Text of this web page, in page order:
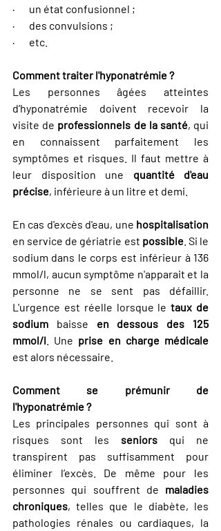
·       un état confusionnel ;
·       des convulsions ;
·       etc.
Comment traiter l'hyponatrémie ?
Les personnes âgées atteintes
d’hyponatrémie doivent recevoir la
visite de professionnels de la santé, qui
en connaissent parfaitement les
symptômes et risques. Il faut mettre à
leur disposition une quantité d'eau
précise, inférieure à un litre et demi.
En cas d'excès d'eau, une hospitalisation
en service de gériatrie est possible. Si le
sodium dans le corps est inférieur à 136
mmol/l, aucun symptôme n'apparait et la
personne ne se sent pas défaillir.
L'urgence est réelle lorsque le taux de
sodium baisse en dessous des 125
mmol/l . Une prise en charge médicale
est alors nécessaire.
Comment se prémunir de
l'hyponatrémie ?
Les principales personnes qui sont à
risques sont les seniors qui ne
transpirent pas suffisamment pour
éliminer l’excès. De même pour les
personnes qui souffrent de maladies
chroniques, telles que le diabète, les
pathologies rénales ou cardiaques, la